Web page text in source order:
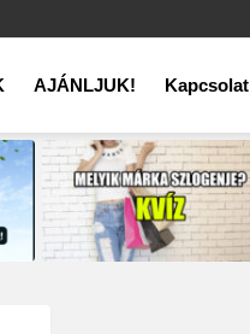
AJÁNLJUK! Kapcsolat